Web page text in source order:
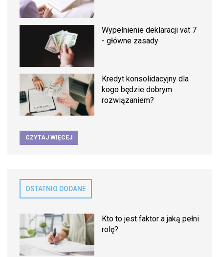
Wypełnienie deklaracji vat 7
- główne zasady
Kredyt konsolidacyjny dla
kogo będzie dobrym
rozwiązaniem?
CZYTAJ WIĘCEJ
OSTATNIO DODANE
Kto to jest faktor a jaką pełni
rolę?